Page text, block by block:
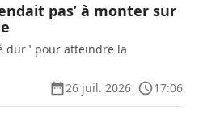
pas’ à monter sur
dur" pour atteindre la
26 juil. 2026
17:06